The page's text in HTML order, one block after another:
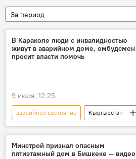
За период
В Караколе люди с инвалидностью
живут в аварийном доме, омбудсмен
просит власти помочь
9 июля, 12:25
аварийное состояние
Кыргызстан
Каракол
дом
ЛОВЗ
омбудсмен
Минстрой признал опасным
пятиэтажный дом в Бишкеке — видео